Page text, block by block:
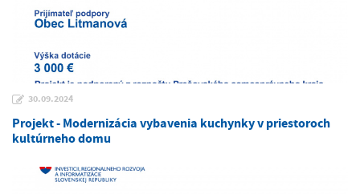
30.09.2024
Projekt - Modernizácia vybavenia kuchynky v priestoroch
kultúrneho domu